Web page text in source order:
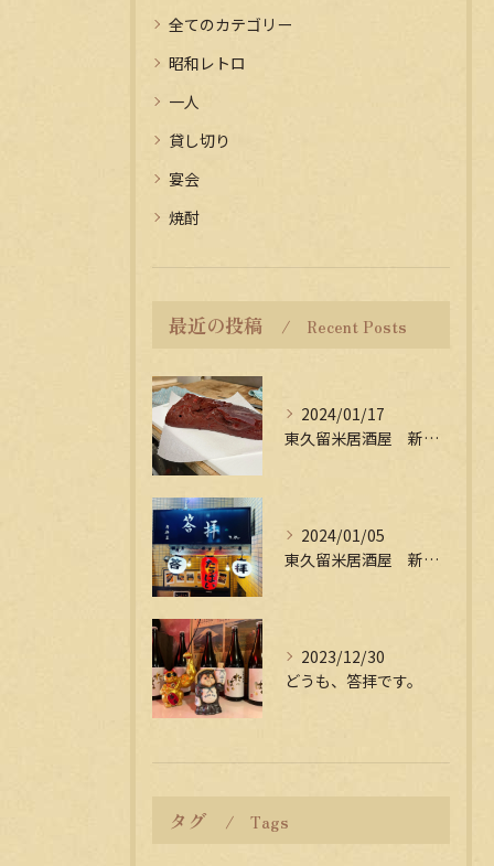
全てのカテゴリー
昭和レトロ
一人
貸し切り
宴会
焼酎
最近の投稿 Recent Posts
2024/01/17
東久留米居酒屋 新年会受付中
2024/01/05
東久留米居酒屋 新年会受付中
2023/12/30
どうも、答拝です。
タグ Tags